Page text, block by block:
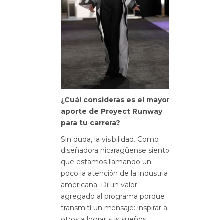
¿Cuál consideras es el mayor
aporte de Proyect Runway
para tu carrera?
Sin duda, la visibilidad. Como
diseñadora nicaragüense siento
que estamos llamando un
poco la atención de la industria
americana. Di un valor
agregado al programa porque
transmití un mensaje: inspirar a